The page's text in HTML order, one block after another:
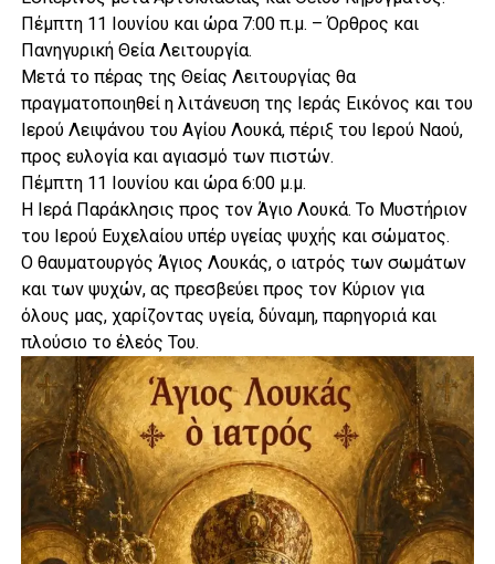
Πέμπτη 11 Ιουνίου και ώρα 7:00 π.μ. – Όρθρος και
Πανηγυρική Θεία Λειτουργία.
Μετά το πέρας της Θείας Λειτουργίας θα
πραγματοποιηθεί η λιτάνευση της Ιεράς Εικόνος και του
Ιερού Λειψάνου του Αγίου Λουκά, πέριξ του Ιερού Ναού,
προς ευλογία και αγιασμό των πιστών.
Πέμπτη 11 Ιουνίου και ώρα 6:00 μ.μ.
Η Ιερά Παράκλησις προς τον Άγιο Λουκά. Το Μυστήριον
του Ιερού Ευχελαίου υπέρ υγείας ψυχής και σώματος.
Ο θαυματουργός Άγιος Λουκάς, ο ιατρός των σωμάτων
και των ψυχών, ας πρεσβεύει προς τον Κύριον για
όλους μας, χαρίζοντας υγεία, δύναμη, παρηγοριά και
πλούσιο το έλεός Του.